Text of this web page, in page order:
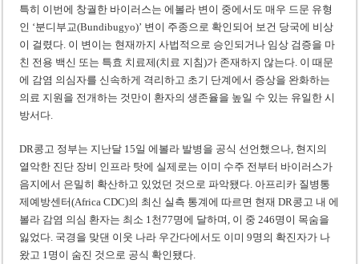
특히 이번에 창궐한 바이러스는 에볼라 변이 중에서도 매우 드문 유형
인 ‘분디부교(Bundibugyo)’ 변이 주종으로 확인되어 보건 당국에 비상
이 걸렸다. 이 변이는 현재까지 사법적으로 승인되거나 임상 검증을 마
친 전용 백신 또는 특효 치료제(치료 지침)가 존재하지 않는다. 이 때문
에 감염 의심자를 신속하게 격리하고 초기 단계에서 증상을 완화하는
의료 지원을 전개하는 것만이 환자의 생존율을 높일 수 있는 유일한 시
방서다.
DR콩고 정부는 지난달 15일 에볼라 발병을 공식 선언했으나, 현지의
열악한 진단 장비 인프라 탓에 실제로는 이미 수주 전부터 바이러스가
음지에서 은밀히 확산하고 있었던 것으로 파악됐다. 아프리카 질병통
제예방센터(Africa CDC)의 최신 실측 통계에 따르면 현재 DR콩고 내 에
볼라 감염 의심 환자는 최소 1천77명에 달하며, 이 중 246명이 목숨을
잃었다. 국경을 맞댄 이웃 나라 우간다에서도 이미 9명의 확진자가 나
왔고 1명이 숨진 것으로 공식 확인됐다.